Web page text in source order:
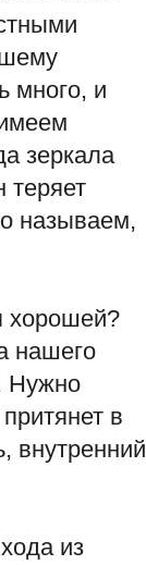
много, и
зеркала
теряет
называем,
хорошей?
нашего
Нужно
в
внутренний
из